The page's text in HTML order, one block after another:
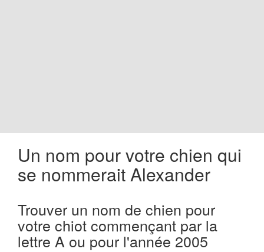
Un nom pour votre chien qui
se nommerait Alexander
Trouver un nom de chien pour
votre chiot commençant par la
lettre A ou pour l'année 2005